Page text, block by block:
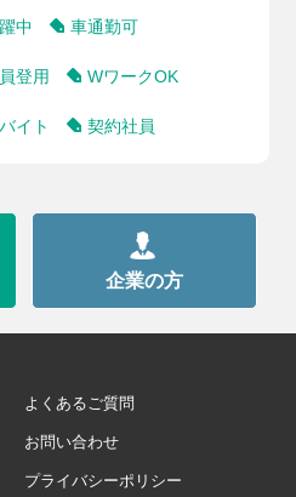
中 車通勤可
登用 WワークOK
イト 契約社員
企業の方
よくあるご質問
お問い合わせ
プライバシーポリシー